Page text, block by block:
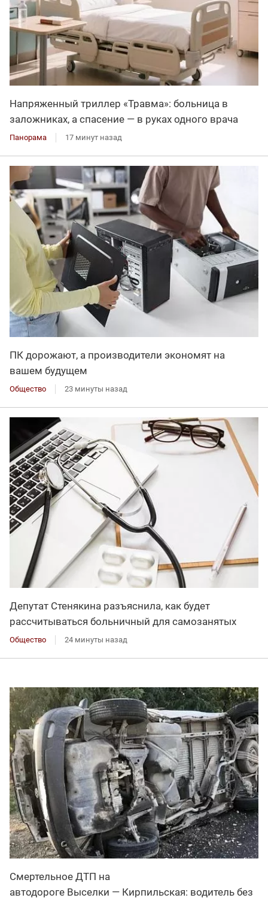
Напряженный триллер «Травма»: больница в
заложниках, а спасение — в руках одного врача
Панорама 17 минут назад
ПК дорожают, а производители экономят на
вашем будущем
Общество 23 минуты назад
Депутат Стенякина разъяснила, как будет
рассчитываться больничный для самозанятых
Общество 24 минуты назад
Смертельное ДТП на
автодороге Выселки — Кирпильская: водитель без